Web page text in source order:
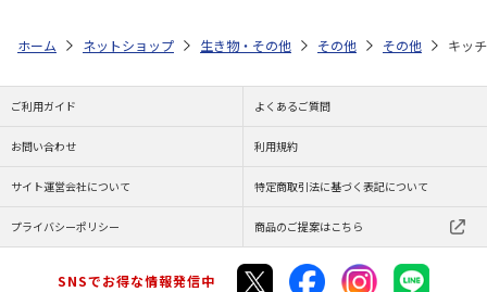
ホーム ネットショップ 生き物・その他 その他 その他 キッ
ご利用ガイド よくあるご質問
お問い合わせ 利用規約
サイト運営会社について 特定商取引法に基づく表記について
プライバシーポリシー 商品のご提案はこちら
SNSでお得な情報発信中